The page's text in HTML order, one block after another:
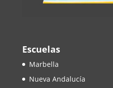
Escuelas
Marbella
Nueva Andalucía